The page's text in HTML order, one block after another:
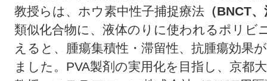
教授らは、ホウ素中性子捕捉療法 （BNCT
類似化合物に、液体のりに使われるポリビ
えると、腫瘍集積性・滞留性、抗腫瘍効果
ました。PVA製剤の実用化を目指し、京都